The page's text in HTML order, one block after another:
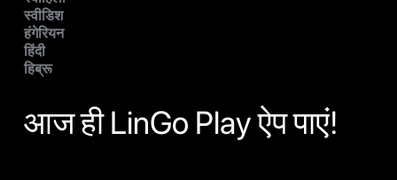
स्वीडिश
हंगेरियन
हिंदी
हिब्रू
आज ही LinGo Play ऐप पाएं!